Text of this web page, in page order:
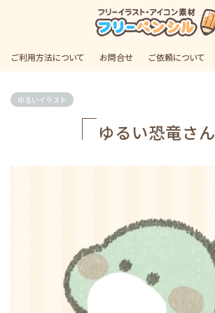
ご利用方法について お問合せ ご依頼について
ゆるいイラスト
ゆるい恐竜さん